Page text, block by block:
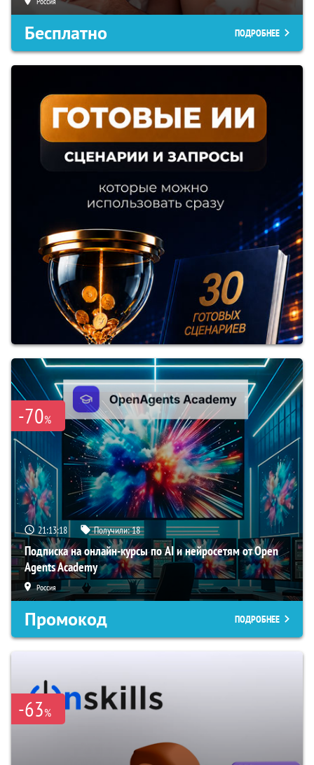
Бесплатно ПОДРОБНЕЕ
-70%
21:13:17 Получили:18
Подписка на онлайн-курсы по AI и нейросетям от Open
Agents Academy
Россия
Промокод ПОДРОБНЕЕ
-63%